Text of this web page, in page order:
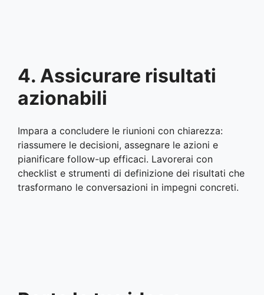
4. Assicurare risultati
azionabili
Impara a concludere le riunioni con chiarezza:
riassumere le decisioni, assegnare le azioni e
pianificare follow-up efficaci. Lavorerai con
checklist e strumenti di definizione dei risultati che
trasformano le conversazioni in impegni concreti.